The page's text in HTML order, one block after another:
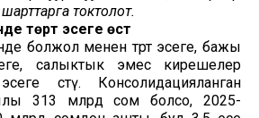
шарттарга токтолот.
төрт эсеге өстү
болжол менен төрт эсеге, бажы
салыктык эмес кирешелер
өстү. Консолидацияланган
313 млрд сом болсо, 2025-